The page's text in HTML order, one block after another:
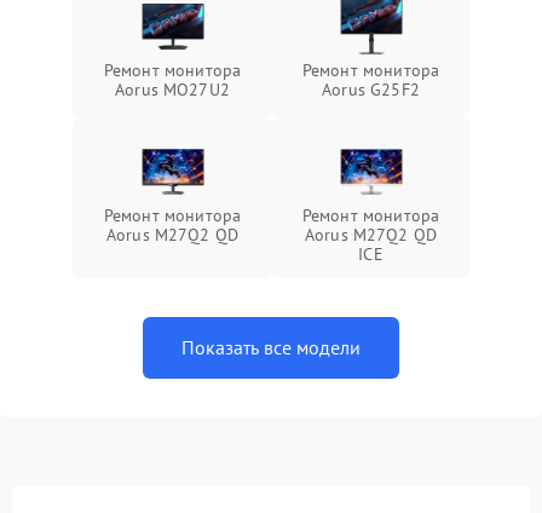
Ремонт монитора
Aorus MO27U2
Ремонт монитора
Aorus G25F2
Ремонт монитора
Aorus M27Q2 QD
Ремонт монитора
Aorus M27Q2 QD
ICE
Показать все модели